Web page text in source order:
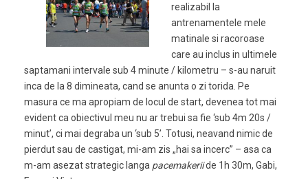
realizabil la
antrenamentele mele
matinale si racoroase
care au inclus in ultimele
saptamani intervale sub 4 minute / kilometru – s-au naruit
inca de la 8 dimineata, cand se anunta o zi torida. Pe
masura ce ma apropiam de locul de start, devenea tot mai
evident ca obiectivul meu nu ar trebui sa fie ‘sub 4m 20s /
minut’, ci mai degraba un ‘sub 5’. Totusi, neavand nimic de
pierdut sau de castigat, mi-am zis „hai sa incerc” – asa ca
m-am asezat strategic langa pacemakeriide 1h 30m, Gabi,